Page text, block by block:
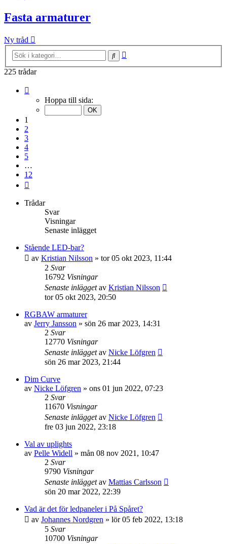
Fasta armaturer
Ny tråd
Sök
225 trådar
Hoppa till sida:
1
2
3
4
5
…
12
Trådar
Svar
Visningar
Senaste inlägget
Stående LED-bar?
av Kristian Nilsson » tor 05 okt 2023, 11:44
2 Svar
16792 Visningar
Senaste inläggetav Kristian Nilsson
tor 05 okt 2023, 20:50
RGBAW armaturer
av Jerry Jansson » sön 26 mar 2023, 14:31
2 Svar
12770 Visningar
Senaste inläggetav Nicke Löfgren
sön 26 mar 2023, 21:44
Dim Curve
av Nicke Löfgren » ons 01 jun 2022, 07:23
2 Svar
11670 Visningar
Senaste inläggetav Nicke Löfgren
fre 03 jun 2022, 23:18
Val av uplights
av Pelle Widell » mån 08 nov 2021, 10:47
2 Svar
9790 Visningar
Senaste inläggetav Mattias Carlsson
sön 20 mar 2022, 22:39
Vad är det för ledpaneler i På Spåret?
av Johannes Nordgren » lör 05 feb 2022, 13:18
5 Svar
10700 Visningar